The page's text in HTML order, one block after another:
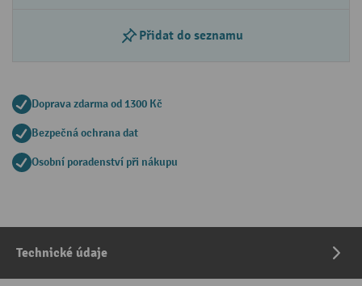
Přidat do seznamu
Doprava zdarma od 1300 Kč
Bezpečná ochrana dat
Osobní poradenství při nákupu
Technické údaje